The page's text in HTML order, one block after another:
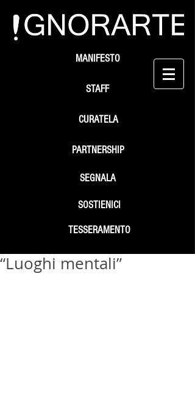
STAFF
SEGNALA
SOSTIENICI
MANIFESTO
PARTNERSHIP
TESSERAMENTO
CURATELA
“Luoghi mentali”